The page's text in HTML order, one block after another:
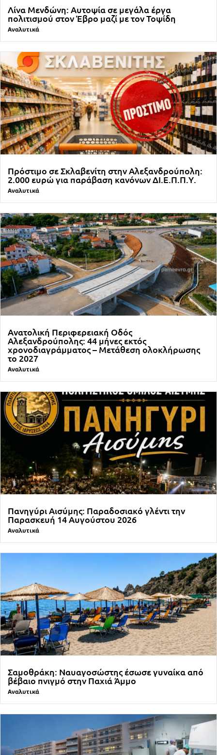
Λίνα Μενδώνη: Αυτοψία σε μεγάλα έργα
πολιτισμού στον Έβρο μαζί με τον Τοψίδη
Αναλυτικά
Πρόστιμο σε Σκλαβενίτη στην Αλεξανδρούπολη:
2.000 ευρώ για παράβαση κανόνων ΔΙ.Ε.Π.Π.Υ.
Αναλυτικά
Ανατολική Περιφερειακή Οδός
Αλεξανδρούπολης: 44 μήνες εκτός
χρονοδιαγράμματος – Μετάθεση ολοκλήρωσης
το 2027
Αναλυτικά
Πανηγύρι Αισύμης: Παραδοσιακό γλέντι την
Παρασκευή 14 Αυγούστου 2026
Αναλυτικά
Σαμοθράκη: Ναυαγοσώστης έσωσε γυναίκα από
βέβαιο πνιγμό στην Παχιά Άμμο
Αναλυτικά